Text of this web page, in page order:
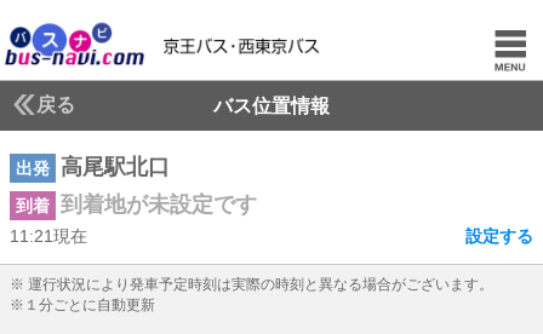
戻る バス位置情報
出発 高尾駅北口
到着 到着地が未設定です
設定する
11:21現在
※ 運行状況により発車予定時刻は実際の時刻と異なる場合がございます。
※１分ごとに自動更新